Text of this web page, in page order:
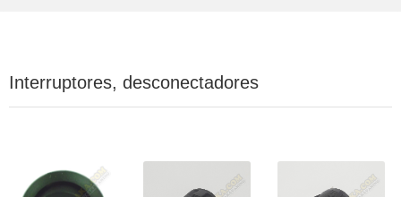
Interruptores, desconectadores